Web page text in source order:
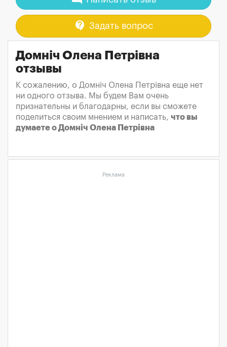
contact_support Задать вопрос
Домніч Олена Петрівна
отзывы
К сожалению, о Домніч Олена Петрівна еще нет
ни одного отзыва. Мы будем Вам очень
признательны и благодарны, если вы сможете
поделиться своим мнением и написать, что вы
думаете о Домніч Олена Петрівна
Реклама